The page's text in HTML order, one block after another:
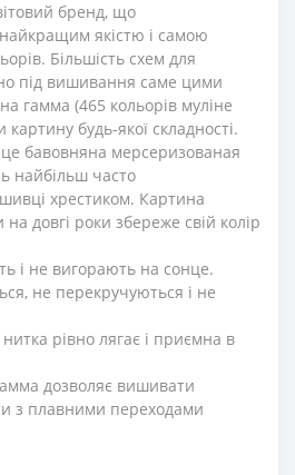
бренд, що
якістю і самою
Більшість схем для
під вишивання саме цими
гамма (465 кольорів муліне
будь-якої складності.
бавовняна мерсеризованая
найбільш часто
хрестиком. Картина
довгі роки збереже свій колір
і не вигорають на сонце.
не перекручуються і не
рівно лягає і приємна в
дозволяє вишивати
з плавними переходами